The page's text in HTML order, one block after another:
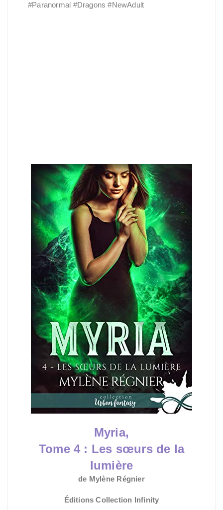
#Paranormal #Dragons #NewAdult
Myria,
Tome 4 : Les sœurs de la
lumière
de Mylène Régnier
Éditions Collection Infinity